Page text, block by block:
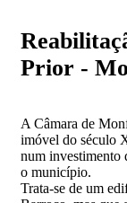
Prior -
A Câmara de
imóvel do século
num investimento
o município.
Trata-se de um